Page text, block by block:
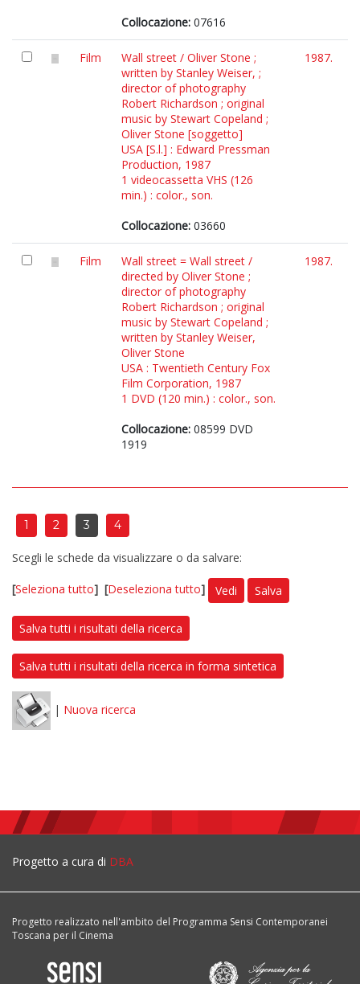
Collocazione: 07616
Film
Wall street / Oliver Stone ;
written by Stanley Weiser, ;
director of photography
Robert Richardson ; original
music by Stewart Copeland ;
Oliver Stone [soggetto]
USA [S.l.] : Edward Pressman
Production, 1987
1 videocassetta VHS (126
min.) : color., son.
Collocazione: 03660
1987.
Film
Wall street = Wall street /
directed by Oliver Stone ;
director of photography
Robert Richardson ; original
music by Stewart Copeland ;
written by Stanley Weiser,
Oliver Stone
USA : Twentieth Century Fox
Film Corporation, 1987
1 DVD (120 min.) : color., son.
Collocazione: 08599 DVD
1919
1987.
1 2 3 4
Scegli le schede da visualizzare o da salvare:
[Seleziona tutto] [Deseleziona tutto] Vedi Salva
Salva tutti i risultati della ricerca
Salva tutti i risultati della ricerca in forma sintetica
| Nuova ricerca
Progetto a cura di DBA
Progetto realizzato nell'ambito del Programma Sensi Contemporanei
Toscana per il Cinema